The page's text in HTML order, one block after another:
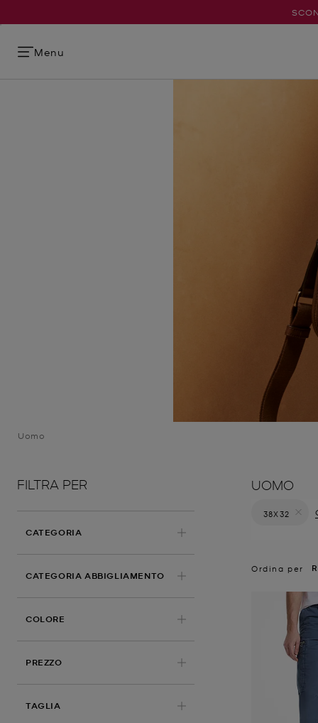
Menu
Uomo
FILTRA PER
CATEGORIA
CATEGORIA ABBIGLIAMENTO
COLORE
PREZZO
TAGLIA
UOMO
38X32
Ordina per